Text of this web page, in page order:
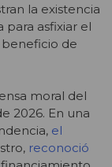
la existencia
asfixiar el
de
moral del
2026. En una
el
reconoció